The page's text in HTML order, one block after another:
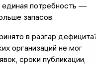
единая потребность —
запасов.
в разгар
организаций не мог
сроки публикации,